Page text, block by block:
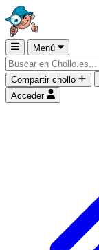
Menú
Compartir chollo
Acceder